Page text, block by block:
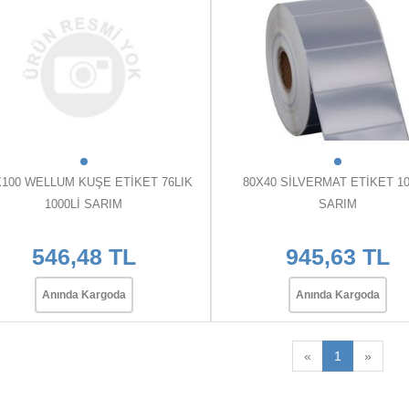
WELLUM KUŞE ETİKET 76LIK
1000Lİ SARIM
546,48 TL
Anında Kargoda
80X40 SİLVERMAT ETİKET
SARIM
945,63 TL
Anında Kargoda
« 1 »